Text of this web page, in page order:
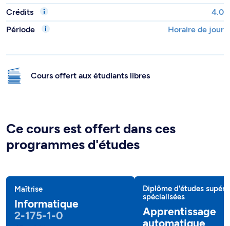
Crédits
4.0
Période
Horaire de jour
Cours offert aux étudiants libres
Ce cours est offert dans ces
programmes d'études
Maîtrise
Informatique
2-175-1-0
Diplôme d'études
spécialisées
Apprentissage
automatique